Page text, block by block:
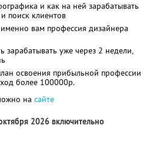
и как на ней зарабатывать
поиск клиентов
вам профессия дизайнера
зарабатывать уже через 2 недели,
освоения прибыльной профессии
более 100000р.
на сайте
2026 включительно